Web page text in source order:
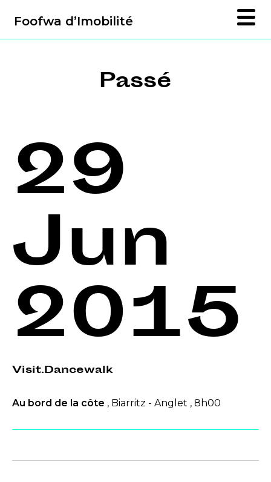
Foofwa d’Imobilité
Passé
29
Jun
2015
Visit.Dancewalk
Au bord de la côte , Biarritz - Anglet , 8h00